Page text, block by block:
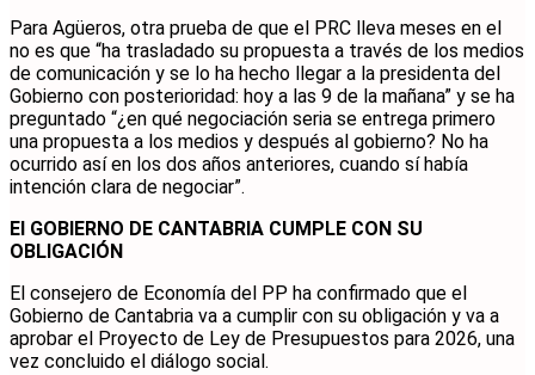
Para Agüeros, otra prueba de que el PRC lleva meses en el
no es que “ha trasladado su propuesta a través de los medios
de comunicación y se lo ha hecho llegar a la presidenta del
Gobierno con posterioridad: hoy a las 9 de la mañana” y se ha
preguntado “¿en qué negociación seria se entrega primero
una propuesta a los medios y después al gobierno? No ha
ocurrido así en los dos años anteriores, cuando sí había
intención clara de negociar”.
El GOBIERNO DE CANTABRIA CUMPLE CON SU
OBLIGACIÓN
El consejero de Economía del PP ha confirmado que el
Gobierno de Cantabria va a cumplir con su obligación y va a
aprobar el Proyecto de Ley de Presupuestos para 2026, una
vez concluido el diálogo social.